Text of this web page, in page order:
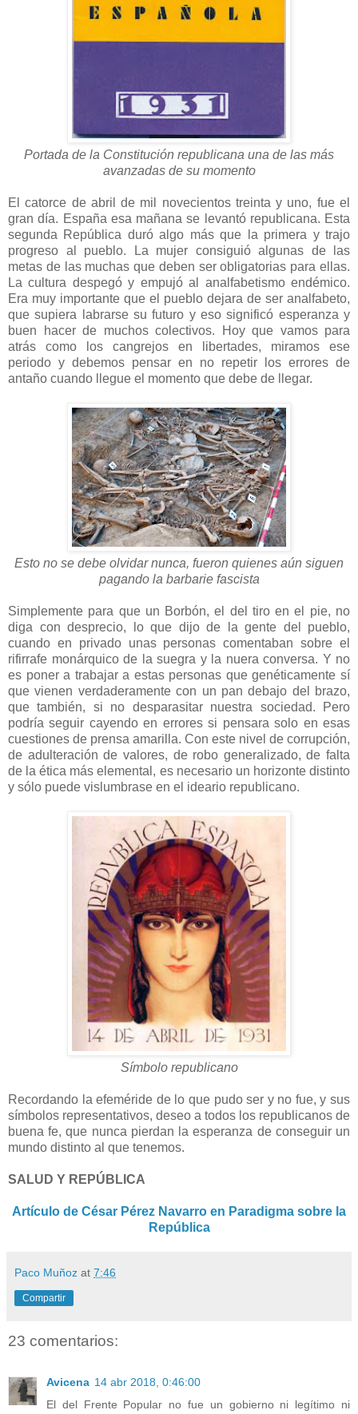
Portada de la Constitución republicana una de las más
avanzadas de su momento
El catorce de abril de mil novecientos treinta y uno, fue el
gran día. España esa mañana se levantó republicana. Esta
segunda República duró algo más que la primera y trajo
progreso al pueblo. La mujer consiguió algunas de las
metas de las muchas que deben ser obligatorias para ellas.
La cultura despegó y empujó al analfabetismo endémico.
Era muy importante que el pueblo dejara de ser analfabeto,
que supiera labrarse su futuro y eso significó esperanza y
buen hacer de muchos colectivos. Hoy que vamos para
atrás como los cangrejos en libertades, miramos ese
periodo y debemos pensar en no repetir los errores de
antaño cuando llegue el momento que debe de llegar.
Esto no se debe olvidar nunca, fueron quienes aún siguen
pagando la barbarie fascista
Simplemente para que un Borbón, el del tiro en el pie, no
diga con desprecio, lo que dijo de la gente del pueblo,
cuando en privado unas personas comentaban sobre el
rifirrafe monárquico de la suegra y la nuera conversa. Y no
es poner a trabajar a estas personas que genéticamente sí
que vienen verdaderamente con un pan debajo del brazo,
que también, si no desparasitar nuestra sociedad. Pero
podría seguir cayendo en errores si pensara solo en esas
cuestiones de prensa amarilla. Con este nivel de corrupción,
de adulteración de valores, de robo generalizado, de falta
de la ética más elemental, es necesario un horizonte distinto
y sólo puede vislumbrase en el ideario republicano.
Símbolo republicano
Recordando la efeméride de lo que pudo ser y no fue, y sus
símbolos representativos, deseo a todos los republicanos de
buena fe, que nunca pierdan la esperanza de conseguir un
mundo distinto al que tenemos.
SALUD Y REPÚBLICA
Artículo de César Pérez Navarro en Paradigma sobre la
República
Paco Muñoz at 7:46
Compartir
23 comentarios:
Avicena 14 abr 2018, 0:46:00
El del Frente Popular no fue un gobierno ni legítimo ni